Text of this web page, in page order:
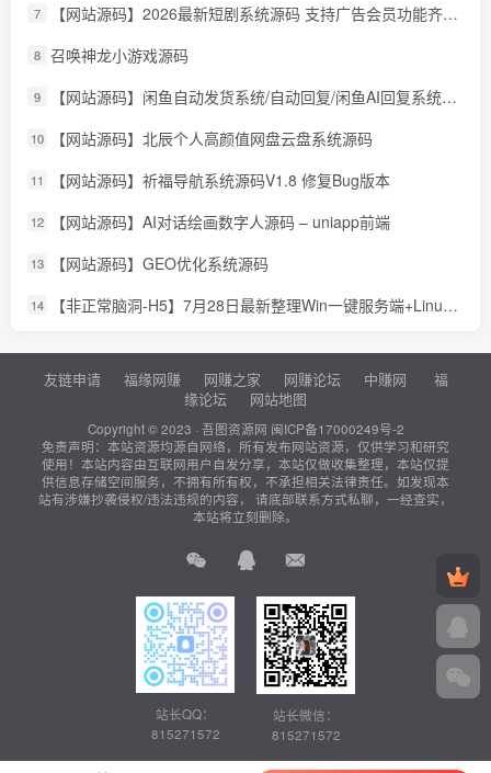
7 【网站源码】2026最新短剧系统源码 支持广告会员功能齐全短剧源码
8 召唤神龙小游戏源码
9 【网站源码】闲鱼自动发货系统/自动回复/闲鱼AI回复系统源码
10 【网站源码】北辰个人高颜值网盘云盘系统源码
11 【网站源码】祈福导航系统源码V1.8 修复Bug版本
12 【网站源码】AI对话绘画数字人源码 – uniapp前端
13 【网站源码】GEO优化系统源码
14 【非正常脑洞-H5】7月28日最新整理Win一键服务端+Linux服务端-三网益智找茬网页游戏-带详细文本搭建教程-上传网站即玩
友链申请 福缘网赚 网赚之家 网赚论坛 中赚网
福
缘论坛
网站地图
Copyright © 2023 · 吾图资源网 闽ICP备17000249号-2
免责声明：本站资源均源自网络，所有发布网站资源，仅供学习和研究
使用！本站内容由互联网用户自发分享，本站仅做收集整理，本站仅提
供信息存储空间服务，不拥有所有权，不承担相关法律责任。如发现本
站有涉嫌抄袭侵权/违法违规的内容， 请底部联系方式私聊，一经查实，
本站将立刻删除。
站长QQ：
815271572
站长微信：
815271572